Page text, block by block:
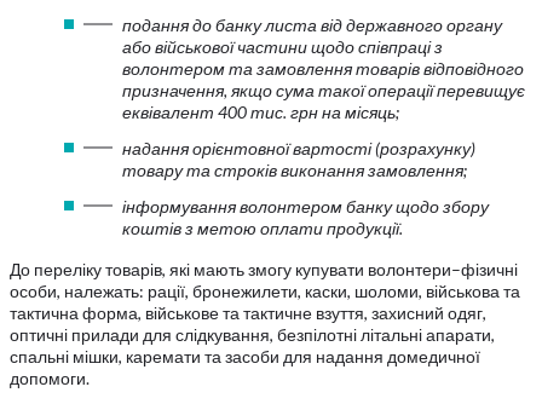
подання до банку листа від державного органу
або військової частини щодо співпраці з
волонтером та замовлення товарів відповідного
призначення, якщо сума такої операції перевищує
еквівалент 400 тис. грн на місяць;
надання орієнтовної вартості (розрахунку)
товару та строків виконання замовлення;
інформування волонтером банку щодо збору
коштів з метою оплати продукції.
До переліку товарів, які мають змогу купувати волонтери–фізичні
особи, належать: рації, бронежилети, каски, шоломи, військова та
тактична форма, військове та тактичне взуття, захисний одяг,
оптичні прилади для слідкування, безпілотні літальні апарати,
спальні мішки, каремати та засоби для надання домедичної
допомоги.